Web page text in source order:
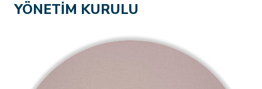
YÖNETİM KURULU